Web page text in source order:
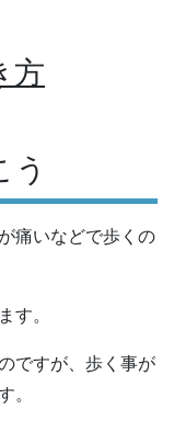
方
う
痛いなどで歩くの
す。
ですが、歩く事が
。